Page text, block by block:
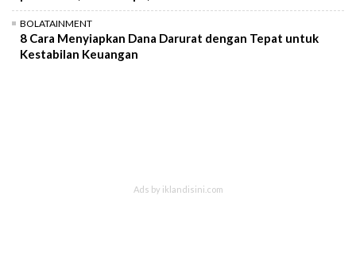
BOLATAINMENT
8 Cara Menyiapkan Dana Darurat dengan Tepat untuk
Kestabilan Keuangan